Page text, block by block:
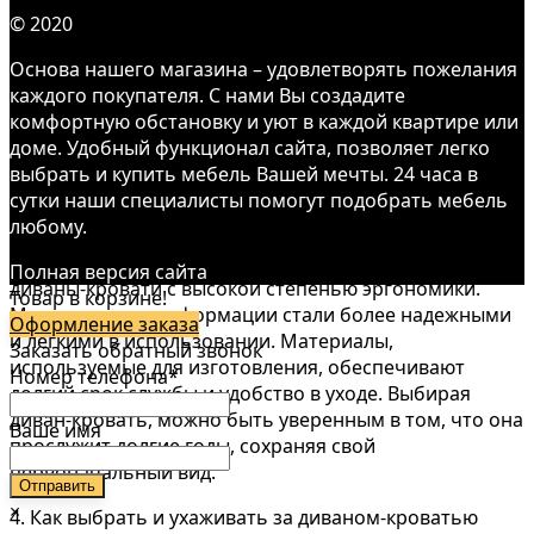
но и стильный дизайн. Они доступны в различных
формах, цветах и материалах, чтобы соответствовать
любому интерьеру. От минималистичных и
современных до классических и ретро, диван-кровать
может стать не только функциональной частью
вашего пространства, но и выразительным
элементом декора.
3. Эргономика и качество материалов
Современные технологии позволяют создавать
диваны-кровати с высокой степенью эргономики.
Механизмы трансформации стали более надежными
и легкими в использовании. Материалы,
используемые для изготовления, обеспечивают
долгий срок службы и удобство в уходе. Выбирая
диван-кровать, можно быть уверенным в том, что она
прослужит долгие годы, сохраняя свой
первоначальный вид.
4. Как выбрать и ухаживать за диваном-кроватью
© 2020
Основа нашего магазина – удовлетворять пожелания
каждого покупателя. С нами Вы создадите
комфортную обстановку и уют в каждой квартире или
доме. Удобный функционал сайта, позволяет легко
выбрать и купить мебель Вашей мечты. 24 часа в
сутки наши специалисты помогут подобрать мебель
любому.
Полная версия сайта
Товар в корзине!
Оформление заказа
Заказать обратный звонок
Номер телефона*
Ваше имя
×